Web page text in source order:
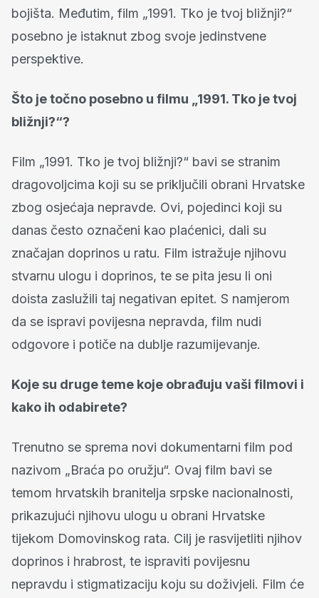
bojišta. Međutim, film „1991. Tko je tvoj bližnji?“
posebno je istaknut zbog svoje jedinstvene
perspektive.
Što je točno posebno u filmu „1991. Tko je tvoj
bližnji?“?
Film „1991. Tko je tvoj bližnji?“ bavi se stranim
dragovoljcima koji su se priključili obrani Hrvatske
zbog osjećaja nepravde. Ovi, pojedinci koji su
danas često označeni kao plaćenici, dali su
značajan doprinos u ratu. Film istražuje njihovu
stvarnu ulogu i doprinos, te se pita jesu li oni
doista zaslužili taj negativan epitet. S namjerom
da se ispravi povijesna nepravda, film nudi
odgovore i potiče na dublje razumijevanje.
Koje su druge teme koje obrađuju vaši filmovi i
kako ih odabirete?
Trenutno se sprema novi dokumentarni film pod
nazivom „Braća po oružju“. Ovaj film bavi se
temom hrvatskih branitelja srpske nacionalnosti,
prikazujući njihovu ulogu u obrani Hrvatske
tijekom Domovinskog rata. Cilj je rasvijetliti njihov
doprinos i hrabrost, te ispraviti povijesnu
nepravdu i stigmatizaciju koju su doživjeli. Film će